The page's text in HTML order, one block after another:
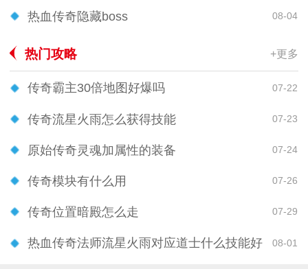
热血传奇隐藏boss 08-04
热门攻略 +更多
传奇霸主30倍地图好爆吗 07-22
传奇流星火雨怎么获得技能 07-23
原始传奇灵魂加属性的装备 07-24
传奇模块有什么用 07-26
传奇位置暗殿怎么走 07-29
热血传奇法师流星火雨对应道士什么技能好 08-01